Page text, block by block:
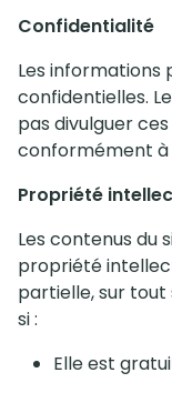
Confidentialité
Les informations
confidentielles.
pas divulguer
conformément à
Propriété
Les contenus du
propriété
partielle, sur
si :
Elle est